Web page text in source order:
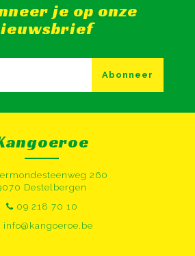
je op onze
Abonneer
260
Destelbergen
09 218 70 10
info@kangoeroe.be